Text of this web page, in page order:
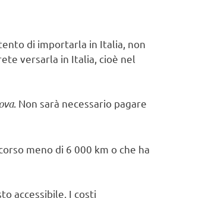
di importarla in Italia, non
versarla in Italia, cioè nel
. Non sarà necessario pagare
meno di 6 000 km o che ha
accessibile. I costi